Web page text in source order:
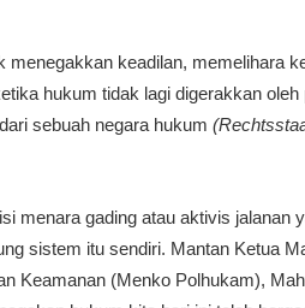
keadilan, memelihara
hukum tidak lagi digerakkan oleh
sebuah negara hukum
menara gading atau aktivis jalanan
sistem itu sendiri. Mantan Ketua
Keamanan (Menko Polhukam),